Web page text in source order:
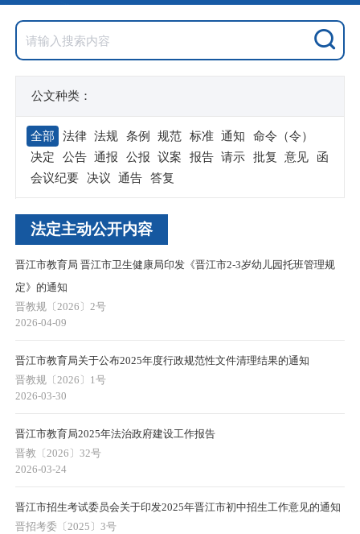
公文种类：
全部 法律 法规 条例 规范 标准 通知
命令（令）
决定
公告 通报 公报 议案 报告 请示 批复 意见
函
会议纪要
决议 通告 答复
法定主动公开内容
晋江市教育局 晋江市卫生健康局印发《晋江市2-3岁幼儿园托班管理规
定》的通知
晋教规〔2026〕2号
2026-04-09
晋江市教育局关于公布2025年度行政规范性文件清理结果的通知
晋教规〔2026〕1号
2026-03-30
晋江市教育局2025年法治政府建设工作报告
晋教〔2026〕32号
2026-03-24
晋江市招生考试委员会关于印发2025年晋江市初中招生工作意见的通知
晋招考委〔2025〕3号